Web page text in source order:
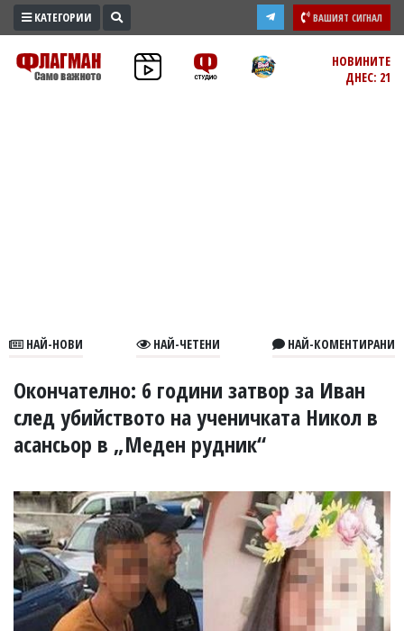
ПРОМО
ЗОНА
В
УКРАЙНА
СПОРТ
РАЗСЛЕДВАНЕ
БИЗНЕС
ЮГ
Управители:
Веселин
Василев,
email:
КАТЕГОРИИ ВАШИЯТ СИГНАЛ
НОВИНИТЕ
ДНЕС: 21
НАЙ-НОВИ НАЙ-ЧЕТЕНИ НАЙ-КОМЕНТИРАНИ
Окончателно: 6 години затвор за Иван
след убийството на ученичката Никол в
асансьор в „Меден рудник“